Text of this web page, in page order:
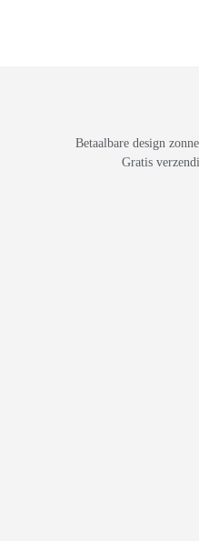
Betaalbare design
Gratis